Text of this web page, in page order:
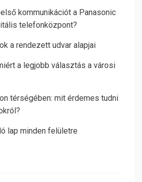
kommunikációt a Panasonic
telefonközpont?
a rendezett udvar alapjai
a legjobb választás a városi
térségében: mit érdemes tudni
lap minden felületre